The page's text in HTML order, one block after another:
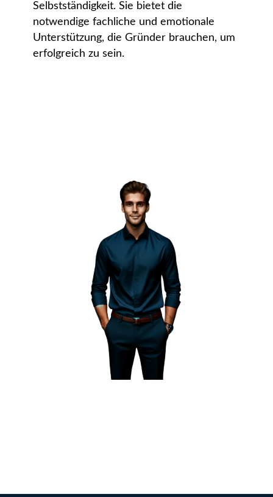
Selbstständigkeit. Sie bietet die
notwendige fachliche und emotionale
Unterstützung, die Gründer brauchen, um
erfolgreich zu sein.